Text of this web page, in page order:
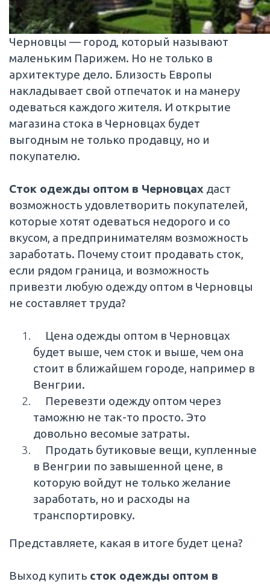
Черновцы — город, который называют
маленьким Парижем. Но не только в
архитектуре дело. Близость Европы
накладывает свой отпечаток и на манеру
одеваться каждого жителя. И открытие
магазина стока в Черновцах будет
выгодным не только продавцу, но и
покупателю.
Сток одежды оптом в Черновцах даст
возможность удовлетворить покупателей,
которые хотят одеваться недорого и со
вкусом, а предпринимателям возможность
заработать. Почему стоит продавать сток,
если рядом граница, и возможность
привезти любую одежду оптом в Черновцы
не составляет труда?
Цена одежды оптом в Черновцах
будет выше, чем сток и выше, чем она
стоит в ближайшем городе, например в
Венгрии.
Перевезти одежду оптом через
таможню не так-то просто. Это
довольно весомые затраты.
Продать бутиковые вещи, купленные
в Венгрии по завышенной цене, в
которую войдут не только желание
заработать, но и расходы на
транспортировку.
Представляете, какая в итоге будет цена?
Выход купить сток одежды оптом в